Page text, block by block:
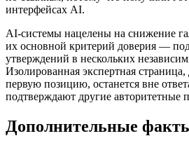
интерфейсах AI.
AI-системы нацелены на снижение
их основной критерий доверия —
утверждений в нескольких
Изолированная экспертная
первую позицию, останется вне
подтверждают другие авторитетные
Дополнительные